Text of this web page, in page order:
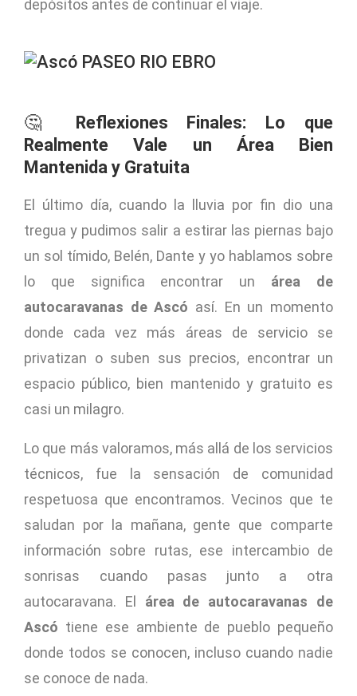
depósitos antes de continuar el viaje.
🤔 Reflexiones Finales: Lo que
Realmente Vale un Área Bien
Mantenida y Gratuita
El último día, cuando la lluvia por fin dio una
tregua y pudimos salir a estirar las piernas bajo
un sol tímido, Belén, Dante y yo hablamos sobre
lo que significa encontrar un área de
autocaravanas de Ascó así. En un momento
donde cada vez más áreas de servicio se
privatizan o suben sus precios, encontrar un
espacio público, bien mantenido y gratuito es
casi un milagro.
Lo que más valoramos, más allá de los servicios
técnicos, fue la sensación de comunidad
respetuosa que encontramos. Vecinos que te
saludan por la mañana, gente que comparte
información sobre rutas, ese intercambio de
sonrisas cuando pasas junto a otra
autocaravana. El área de autocaravanas de
Ascó tiene ese ambiente de pueblo pequeño
donde todos se conocen, incluso cuando nadie
se conoce de nada.